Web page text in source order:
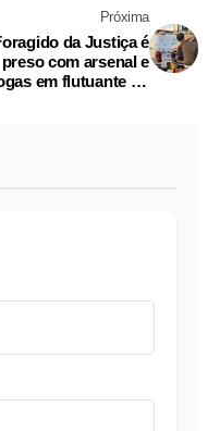
Próxima
da Justiça é
preso com arsenal e
em flutuante no